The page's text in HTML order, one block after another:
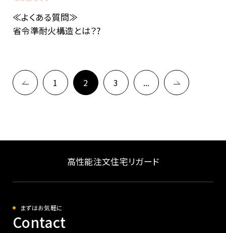
≪よくある質問≫
省令準耐火構造とは？?
1 2 3 ...
高性能注文住宅リガード
まずはお気軽に
Contact